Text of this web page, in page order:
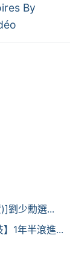
By
劉少勳選...
1年半滾進...